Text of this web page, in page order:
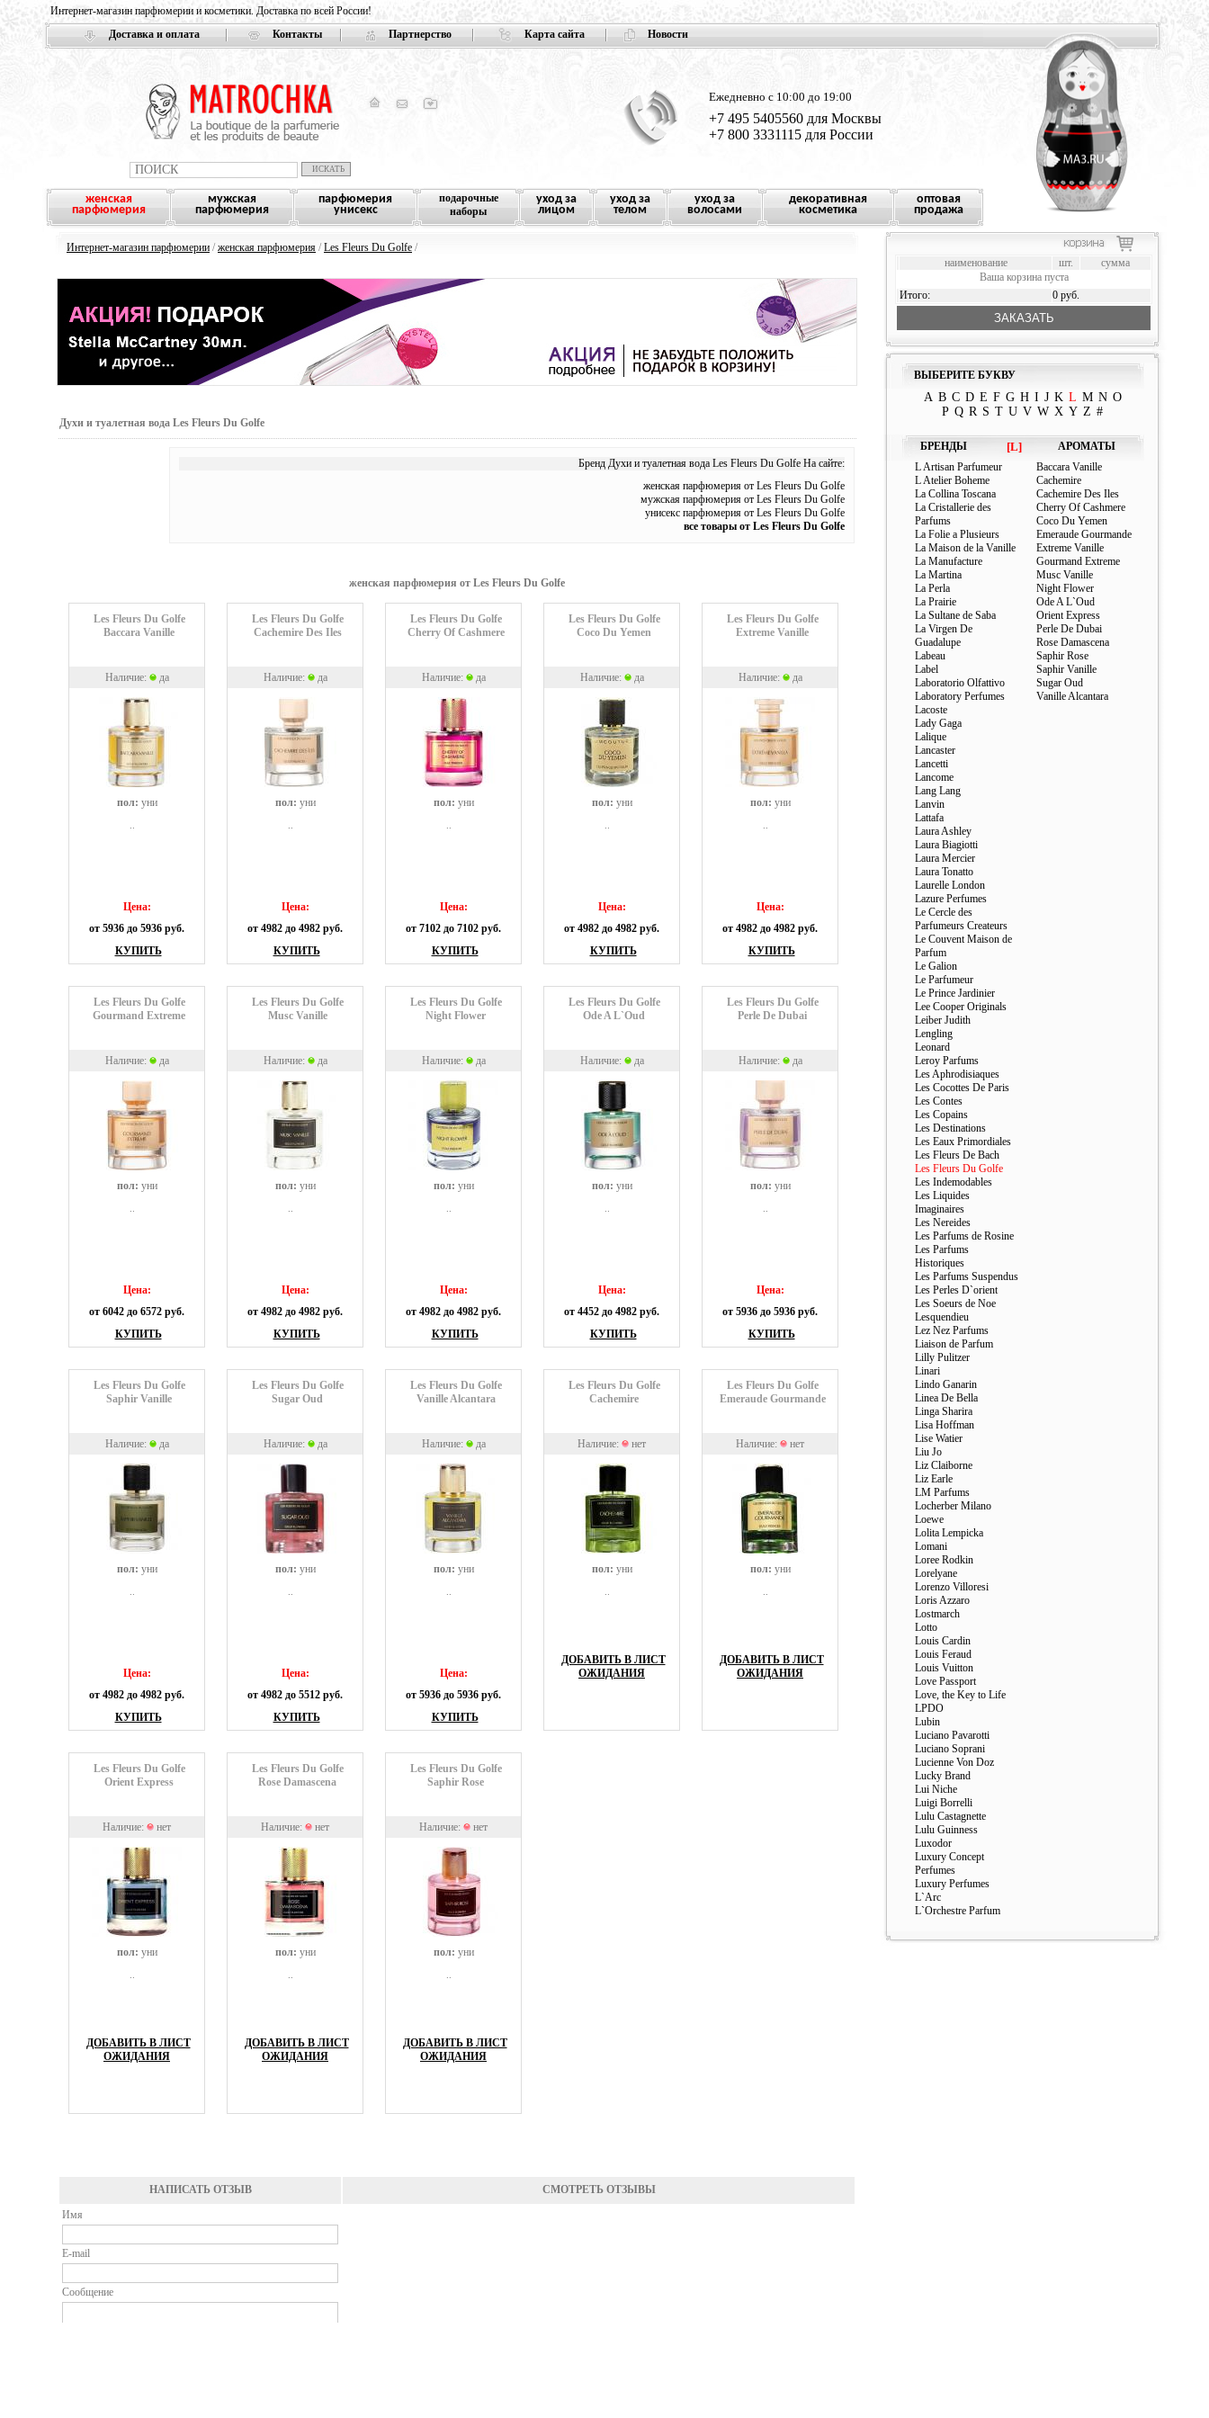
Интернет-магазин парфюмерии и косметики. Доставка по всей России!
Доставка и оплата
Контакты Партнерство Карта сайта Новости
Ежедневно с 10:00 до 19:00
+7 495 5405560 для Москвы
+7 800 3331115 для России
женская
парфюмерия
мужская
парфюмерия
парфюмерия
унисекс
подарочные
наборы
уход за
лицом
уход за
телом
уход за
волосами
декоративная
косметика
оптовая
продажа
Интернет-магазин парфюмерии /женская парфюмерия /Les Fleurs Du Golfe /
Духи и туалетная вода Les Fleurs Du Golfe
Бренд Духи и туалетная вода Les Fleurs Du Golfe На сайте:
женская парфюмерия от Les Fleurs Du Golfe
мужская парфюмерия от Les Fleurs Du Golfe
унисекс парфюмерия от Les Fleurs Du Golfe
все товары от Les Fleurs Du Golfe
женская парфюмерия от Les Fleurs Du Golfe
Les Fleurs Du Golfe
Baccara Vanille
Наличие: да
пол: уни
Цена:
от 5936 до 5936 руб.
КУПИТЬ
Les Fleurs Du Golfe
Cachemire Des Iles
Наличие: да
пол: уни
Цена:
от 4982 до 4982 руб.
КУПИТЬ
Les Fleurs Du Golfe
Cherry Of Cashmere
Наличие: да
пол: уни
Цена:
от 7102 до 7102 руб.
КУПИТЬ
Les Fleurs Du Golfe
Coco Du Yemen
Наличие: да
пол: уни
Цена:
от 4982 до 4982 руб.
КУПИТЬ
Les Fleurs Du Golfe
Extreme Vanille
Наличие: да
пол: уни
Цена:
от 4982 до 4982 руб.
КУПИТЬ
Les Fleurs Du Golfe
Gourmand Extreme
Наличие: да
пол: уни
Цена:
от 6042 до 6572 руб.
КУПИТЬ
Les Fleurs Du Golfe
Musc Vanille
Наличие: да
пол: уни
Цена:
от 4982 до 4982 руб.
КУПИТЬ
Les Fleurs Du Golfe
Night Flower
Наличие: да
пол: уни
Цена:
от 4982 до 4982 руб.
КУПИТЬ
Les Fleurs Du Golfe
Ode A L`Oud
Наличие: да
пол: уни
Цена:
от 4452 до 4982 руб.
КУПИТЬ
Les Fleurs Du Golfe
Perle De Dubai
Наличие: да
пол: уни
Цена:
от 5936 до 5936 руб.
КУПИТЬ
Les Fleurs Du Golfe
Saphir Vanille
Наличие: да
пол: уни
Цена:
от 4982 до 4982 руб.
КУПИТЬ
Les Fleurs Du Golfe
Sugar Oud
Наличие: да
пол: уни
Цена:
от 4982 до 5512 руб.
КУПИТЬ
Les Fleurs Du Golfe
Vanille Alcantara
Наличие: да
пол: уни
Цена:
от 5936 до 5936 руб.
КУПИТЬ
Les Fleurs Du Golfe
Cachemire
Наличие: нет
пол: уни
ДОБАВИТЬ В ЛИСТ
ОЖИДАНИЯ
Les Fleurs Du Golfe
Emeraude Gourmande
Наличие: нет
пол: уни
ДОБАВИТЬ В ЛИСТ
ОЖИДАНИЯ
Les Fleurs Du Golfe
Orient Express
Наличие: нет
пол: уни
ДОБАВИТЬ В ЛИСТ
ОЖИДАНИЯ
Les Fleurs Du Golfe
Rose Damascena
Наличие: нет
пол: уни
ДОБАВИТЬ В ЛИСТ
ОЖИДАНИЯ
Les Fleurs Du Golfe
Saphir Rose
Наличие: нет
пол: уни
ДОБАВИТЬ В ЛИСТ
ОЖИДАНИЯ
НАПИСАТЬ ОТЗЫВ
СМОТРЕТЬ ОТЗЫВЫ
Имя
E-mail
Сообщение
наименование шт.
сумма
Ваша корзина пуста
Итого:
0 руб.
ЗАКАЗАТЬ
ВЫБЕРИТЕ БУКВУ
A B C D E F G H I J K L M N O
P Q R S T U V W X Y Z #
БРЕНДЫ [L]
АРОМАТЫ
L Artisan Parfumeur
L Atelier Boheme
La Collina Toscana
La Cristallerie des
Parfums
La Folie a Plusieurs
La Maison de la Vanille
La Manufacture
La Martina
La Perla
La Prairie
La Sultane de Saba
La Virgen De
Guadalupe
Labeau
Label
Laboratorio Olfattivo
Laboratory Perfumes
Lacoste
Lady Gaga
Lalique
Lancaster
Lancetti
Lancome
Lang Lang
Lanvin
Lattafa
Laura Ashley
Laura Biagiotti
Laura Mercier
Laura Tonatto
Laurelle London
Lazure Perfumes
Le Cercle des
Parfumeurs Createurs
Le Couvent Maison de
Parfum
Le Galion
Le Parfumeur
Le Prince Jardinier
Lee Cooper Originals
Leiber Judith
Lengling
Leonard
Leroy Parfums
Les Aphrodisiaques
Les Cocottes De Paris
Les Contes
Les Copains
Les Destinations
Les Eaux Primordiales
Les Fleurs De Bach
Les Fleurs Du Golfe
Les Indemodables
Les Liquides
Imaginaires
Les Nereides
Les Parfums de Rosine
Les Parfums
Historiques
Les Parfums Suspendus
Les Perles D`orient
Les Soeurs de Noe
Lesquendieu
Lez Nez Parfums
Liaison de Parfum
Lilly Pulitzer
Linari
Lindo Ganarin
Linea De Bella
Linga Sharira
Lisa Hoffman
Lise Watier
Liu Jo
Liz Claiborne
Liz Earle
LM Parfums
Locherber Milano
Loewe
Lolita Lempicka
Lomani
Loree Rodkin
Lorelyane
Lorenzo Villoresi
Loris Azzaro
Lostmarch
Lotto
Louis Cardin
Louis Feraud
Louis Vuitton
Love Passport
Love, the Key to Life
LPDO
Lubin
Luciano Pavarotti
Luciano Soprani
Lucienne Von Doz
Lucky Brand
Lui Niche
Luigi Borrelli
Lulu Castagnette
Lulu Guinness
Luxodor
Luxury Concept
Perfumes
Luxury Perfumes
L`Arc
L`Orchestre Parfum
Baccara Vanille
Cachemire
Cachemire Des Iles
Cherry Of Cashmere
Coco Du Yemen
Emeraude Gourmande
Extreme Vanille
Gourmand Extreme
Musc Vanille
Night Flower
Ode A L`Oud
Orient Express
Perle De Dubai
Rose Damascena
Saphir Rose
Saphir Vanille
Sugar Oud
Vanille Alcantara